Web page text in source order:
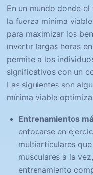
En un mundo donde
la fuerza mínima
para maximizar los
invertir largas horas
permite a los
significativos con un
Las siguientes son
mínima viable
Entrenamientos
enfocarse en
multiarticulares
musculares a la
entrenamiento